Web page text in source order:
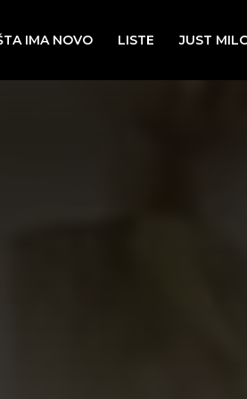
IMA NOVO LISTE JUST